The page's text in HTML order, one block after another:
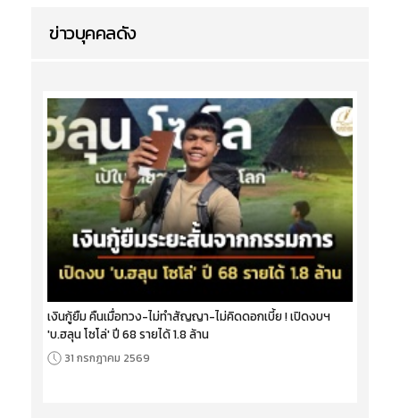
ข่าวบุคคลดัง
เงินกู้ยืม คืนเมื่อทวง-ไม่ทำสัญญา-ไม่คิดดอกเบี้ย ! เปิดงบฯ
'บ.ฮลุน โซโล่' ปี 68 รายได้ 1.8 ล้าน
31 กรกฎาคม 2569